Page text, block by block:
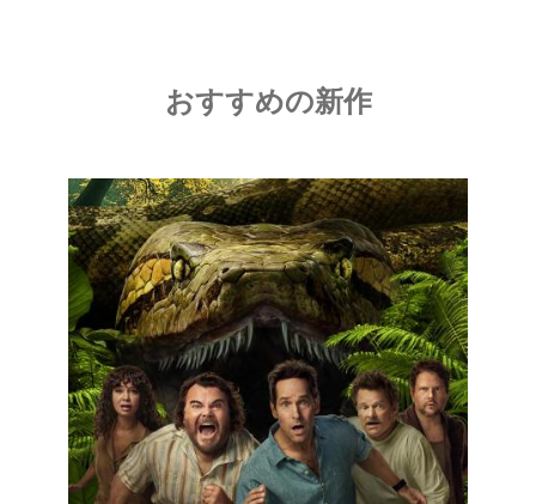
おすすめの新作